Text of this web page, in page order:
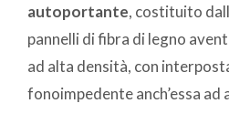
autoportante, costituito
pannelli di fibra di legno
ad alta densità, con
fonoimpedente anch’essa